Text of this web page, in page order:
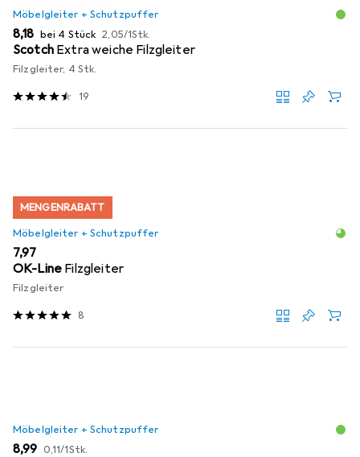
Möbelgleiter + Schutzpuffer
EUR
8,18 bei 4 Stück EUR
2,05/1Stk.
Scotch Extra weiche Filzgleiter
Filzgleiter, 4 Stk.
19
MENGENRABATT
Möbelgleiter + Schutzpuffer
EUR
7,97
OK-Line Filzgleiter
Filzgleiter
8
Möbelgleiter + Schutzpuffer
EUR
8,99 EUR
0,11/1Stk.